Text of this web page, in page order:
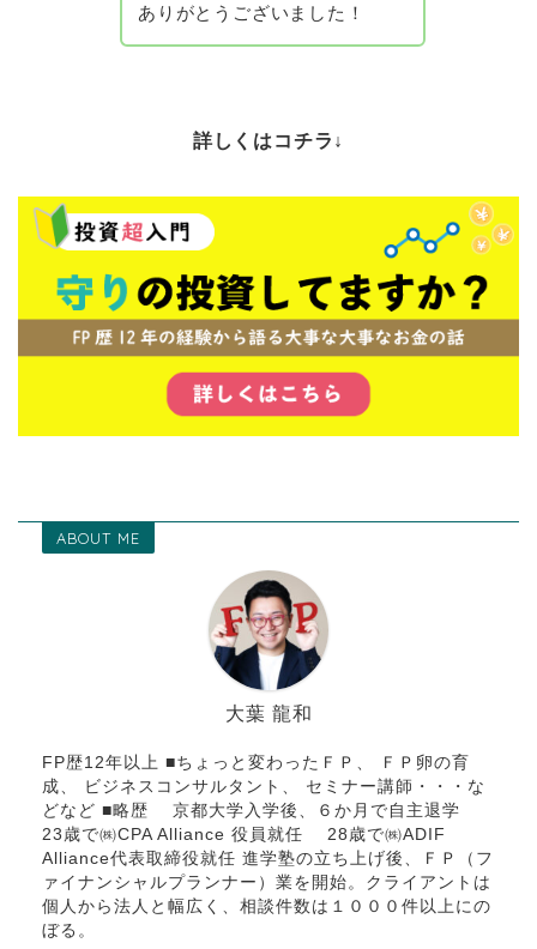
ありがとうございました！
詳しくはコチラ↓
ABOUT ME
大葉 龍和
FP歴12年以上 ■ちょっと変わったＦＰ、 ＦＰ卵の育
成、 ビジネスコンサルタント、 セミナー講師・・・な
どなど ■略歴 京都大学入学後、６か月で自主退学
23歳で㈱CPA Alliance 役員就任 28歳で㈱ADIF
Alliance代表取締役就任 進学塾の立ち上げ後、ＦＰ（フ
ァイナンシャルプランナー）業を開始。クライアントは
個人から法人と幅広く、相談件数は１０００件以上にの
ぼる。